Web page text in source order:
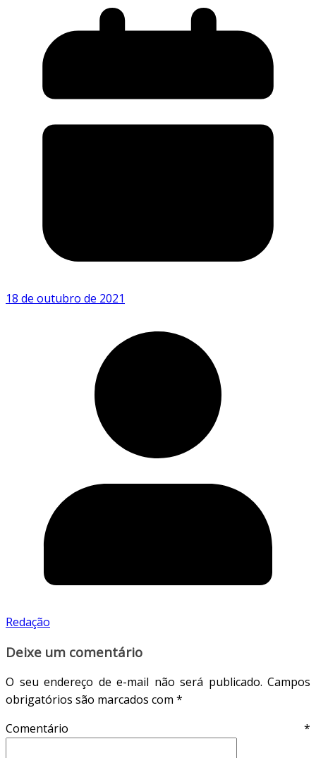
18 de outubro de 2021
Redação
Deixe um comentário
O seu endereço de e-mail não será publicado. Campos
obrigatórios são marcados com *
Comentário *